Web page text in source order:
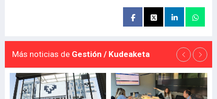
Más noticias de Gestión / Kudeaketa